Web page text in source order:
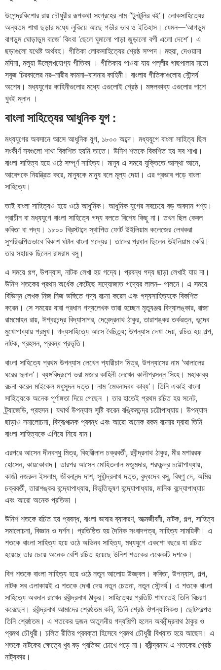
উপেন্দ্রকিশোর রায় চৌধুরীর রূপকথা সংগ্রহের নাম“টুনটুনির বই‘ । লোকসাহিত্যের
অন্যতম শাখা ছড়ার মধ্যে লুকিয়ে আছে গভীর ভাব ও ইতিহাস। যেমন—’আগডুম
বাগডুম ঘোড়াডুম বাজে‘ কিংবা ‘ছেলে ঘুমালো পাড়া জুড়ালো বর্গী এলো দেশে‘ । এ
ছড়াগুলো যথেষ্ট অর্থবহ। গীতিকা লোকসাহিত্যের শ্রেষ্ঠ সম্পদ। মহুয়া, দেওয়ানা
মদিনা, মলুয়া উল্লেখযোগ্য গীতিকা । গীতিকায় পাওয়া যায় পল্লীর গাছপালার মতো
সবুজ চিরকালের নর–নারীর কামনা–বাসনার কাহিনী। বাংলার গীতিকাগুলোর সৌন্দর্য
অশেষ। মধ্যযুগের কাহিনীগুলোর মধ্যে এগুলোই শ্রেষ্ঠ। মঙ্গলকাব্য এগুলোর পাশে
খুবই ম্লান ।
বাংলা সাহিত্যের আধুনিক যুগ:
মধ্যযুগের অবসানে আসে আধুনিক যুগ, ১৮০০ অব্দে। মধ্যযুগে বাংলা সাহিত্য ছিল
সংকীর্ণ সবগুলো শাখা বিকশিত হয়নি তাতে। উনিশ শতকে বিকশিত হয় সব শাখা।
বাংলা সাহিত্য হয়ে ওঠে সম্পূর্ণ সাহিত্য। মানুষ এ সময়ে যুক্তিতে আস্থা আনে,
আবেগকে নিয়ন্ত্রিত করে, মানুষকে মানুষ বলে মূল্য দেয়া। এর প্রভাব পড়ে বাংলা
সাহিত্যে।
তাই বাংলা সাহিত্যও হয়ে ওঠে আধুনিক। আধুনিক যুগের সবচেয়ে বড় অবদান গণ্য।
প্রাচীন বা মধ্যযুগে বাংলা সাহিত্যে গদ্য বলতে বিশেষ কিছু না। তখন ছিল কেবল
কবিতা বা পদ্য। ১৮০০ খ্রিস্টাব্দে স্থাপিত ফোর্ট উইলিয়াম কলেজের লেখকরা
সুপরিকল্পিতভাবে বিকাশ ঘটান বাংলা গদ্যের। তাদের প্রধান ছিলেন উইলিয়াম কেরি।
তার সহায়ক ছিলেন রামরাম বসু।
এ সময়ে গল্প, উপন্যাস, নাটক লেখা হয় গদ্যে। প্রবন্ধ গদ্য ছাড়া লেখাই যায় না।
উনিশ শতকের প্রথম অর্ধেক কেটেছে সদ্যোজাত গদ্যের লালন– পালনে। এ সময়ে
বিভিন্ন লেখক নিজ নিজ ভঙ্গিতে গদ্য রচনা করেন এবং গদ্যসাহিত্যকে বিকশিত
করেন। সে সময়ের যারা প্রধান গদ্যলেখক তারা হচ্ছেন মৃত্যুঞ্জয় বিদ্যালঙ্কার, রাজা
রামমোহন রায়, ঈশ্বরচন্দ্র বিদ্যাসাগর, দেবেন্দ্রনাথ ঠাকুর,তারাশঙ্কর তর্করত্ন, ভূদেব
মুখোপাধ্যায় প্রমুখ। গদ্যসাহিত্যে আসে বৈচিত্র্য; উপন্যাস দেখা দেয়, রচিত হয় গল্প,
নাটক, প্রহসন, প্রবন্ধ প্রভৃতি।
বাংলা সাহিত্যে প্রথম উপন্যাস লেখেন প্যারীচাদ মিত্র, উপন্যাসের নাম‘আলালের
ঘরের দুলাল‘ । ব্যঙ্গবিদ্রূপে ভরা মজার কাহিনী লেখেন কালীপ্রসন্ন সিংহ। মহাকাব্য
রচনা করেন মাইকেল মধুসূদন দত্ত। নাম‘মেঘনাদবধ কাব্য‘ । তিনি একাই বাংলা
সাহিত্যকে অনেক পূর্ণাঙ্গতা দিয়ে গেছেন । তার হাতেই প্রথম রচিত হয় সনেট,
ট্র্যাজেডি, প্রহসন। যথার্থ উপন্যাস সৃষ্টি করেন বঙ্কিমচন্দ্র চট্টোপাধ্যায়। উপন্যাস
ছাড়াও সমালোচনা, বিদ্রূপাত্মক প্রবন্ধ এবং আরো অনেক রকম রচনার দ্বারা তিনি
বাংলা সাহিত্যকে এগিয়ে নিয়ে যান।
এরপরে আসেন দীনবন্ধু মিত্র, বিহারীলাল চক্রবর্তী, রবীন্দ্রনাথ ঠাকুর, মীর মশাররফ
হোসেন, কায়কোবাদ। তারপর আসেন মোহিতলাল মজুমদার, শরৎচন্দ্র চট্টোপাধ্যায়,
কাজী নজরুল ইসলাম, জীবনানন্দ দাশ, সুধীন্দ্রনাথ দত্ত, বুদ্ধদেব বসু, বিষ্ণু দে, অমিয়
চক্রবর্তী,তারাশঙ্কর বন্দ্যোপাধ্যায়, বিভূতিভূষণ বন্দ্যোপাধ্যায়, মানিক বন্দ্যোপাধ্যায়
এবং আরো অনেক প্রতিভা ।
উনিশ শতকে রচিত হয় প্রবন্ধ, বাংলা ভাষার ব্যাকরণ, আত্মজীবনী, নাটক, গল্প, সাহিত্য
সমালোচনা, বিজ্ঞান ও দর্শন। প্রতিষ্ঠিত হয় দৈনিক সংবাদপত্র, সাহিত্য সাময়িকী। এ
শতকে বাংলা সাহিত্য হয়ে ওঠে অভিনব সাহিত্য, মধ্যযুগে একশো বছরে যা রচিত
হয়েছে তার চেয়ে অনেক বেশি রচিত হয়েছে উনিশ শতকের একেকটি দশকে।
বিশ শতকে বাংলা সাহিত্য হয়ে ওঠে নতুন আলোয় উজ্জ্বল। কবিতা, উপন্যাস, গল্প,
নাটক সব এলাকায়ই এ শতকে দেখা দেয় নতুন চেতনা, নতুন সৌন্দর্য। এ শতকে বাংলা
সাহিত্যে অবদান রাখেন রবীন্দ্রনাথ ঠাকুর। সাহিত্যের প্রতিটি শাখাতেই তিনি বিচরণ
করেছেন। রবীন্দ্রনাথ আমাদের শ্রেষ্ঠতম কবি, তিনি শ্রেষ্ঠ ঔপন্যাসিকও। ছোটগল্পেও
তিনি শ্রেষ্ঠতম। এ শতকের দুজন অতুলনীয় গদ্যশিল্পী হলেন অবনীন্দ্রনাথ ঠাকুর ও
প্রমথ চৌধুরী। চলিত রীতির প্রবক্তা হিসেবে প্রমথ চৌধুরী বিখ্যাত হয়ে আছেন। এ
শতকে নাটকের ক্ষেত্রে খুব বড় প্রতিভা চোখে পড়ে না। রবীন্দ্রনাথ এ শতকের শ্রেষ্ঠ
নাট্যকার।